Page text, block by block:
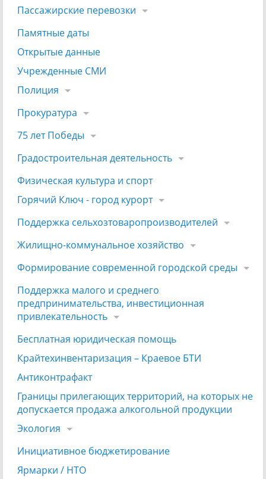
Пассажирские перевозки
Памятные даты
Открытые данные
Учрежденные СМИ
Полиция
Прокуратура
75 лет Победы
Градостроительная деятельность
Физическая культура и спорт
Горячий Ключ - город курорт
Поддержка сельхозтоваропроизводителей
Жилищно-коммунальное хозяйство
Формирование современной городской среды
Поддержка малого и среднего
предпринимательства, инвестиционная
привлекательность
Бесплатная юридическая помощь
Крайтехинвентаризация – Краевое БТИ
Антиконтрафакт
Границы прилегающих территорий, на которых не
допускается продажа алкогольной продукции
Экология
Инициативное бюджетирование
Ярмарки / НТО